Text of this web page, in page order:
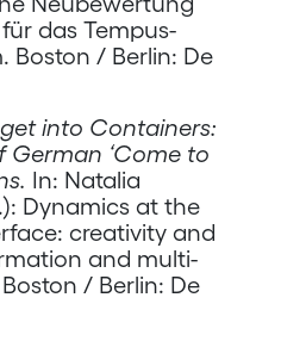
das Tempus-
Boston / Berlin: De
into Containers:
German ‘Come to
In: Natalia
Dynamics at the
creativity and
and multi-
/ Berlin: De